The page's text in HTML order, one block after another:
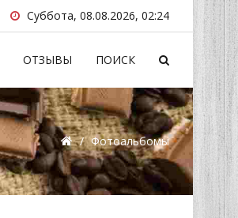
Суббота, 08.08.2026, 02:24
ОТЗЫВЫ ПОИСК
/ Фотоальбомы